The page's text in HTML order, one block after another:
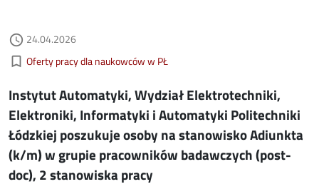
access_time Data dodania
24.04.2026
bookmark_border Kategorie aktualności
Oferty pracy dla naukowców w PŁ
Instytut Automatyki, Wydział Elektrotechniki,
Elektroniki, Informatyki i Automatyki Politechniki
Łódzkiej poszukuje osoby na stanowisko Adiunkta
(k/m) w grupie pracowników badawczych (post-
doc), 2 stanowiska pracy